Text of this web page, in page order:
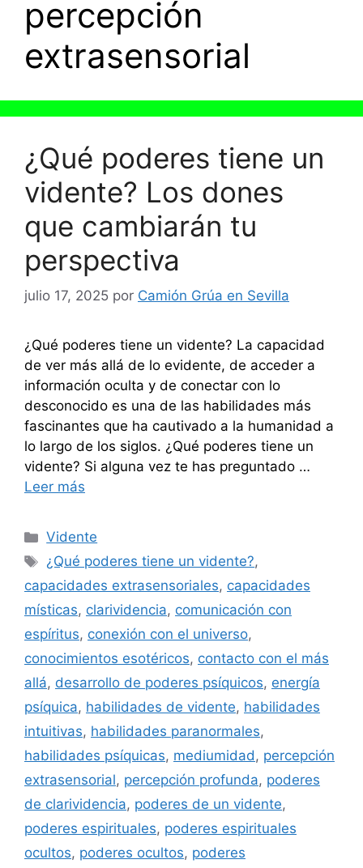
percepción
extrasensorial
¿Qué poderes tiene un
vidente? Los dones
que cambiarán tu
perspectiva
julio 17, 2025 por Camión Grúa en Sevilla
¿Qué poderes tiene un vidente? La capacidad
de ver más allá de lo evidente, de acceder a
información oculta y de conectar con lo
desconocido es una de las habilidades más
fascinantes que ha cautivado a la humanidad a
lo largo de los siglos. ¿Qué poderes tiene un
vidente? Si alguna vez te has preguntado …
Leer más
Categorías
Vidente
Etiquetas
¿Qué poderes tiene un vidente?,
capacidades extrasensoriales, capacidades
místicas, clarividencia, comunicación con
espíritus, conexión con el universo,
conocimientos esotéricos, contacto con el más
allá, desarrollo de poderes psíquicos, energía
psíquica, habilidades de vidente, habilidades
intuitivas, habilidades paranormales,
habilidades psíquicas, mediumidad, percepción
extrasensorial, percepción profunda, poderes
de clarividencia, poderes de un vidente,
poderes espirituales, poderes espirituales
ocultos, poderes ocultos, poderes